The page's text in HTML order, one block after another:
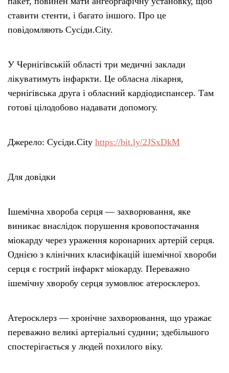
ставити стенти, і багато іншого. Про це
повідомляють Сусіди.City.
У Чернігівській області три медичні заклади
лікуватимуть інфаркти. Це обласна лікарня,
чернігівська друга і обласний кардіодиспансер. Там
готові цілодобово надавати допомогу.
Джерело: Сусіди.City https://bit.ly/2JSxDkM
Для довідки
Ішемічна хвороба серця — захворювання, яке
виникає внаслідок порушення кровопостачання
міокарду через ураження коронарних артерій серця.
Однією з клінічних класифікацій ішемічної хвороби
серця є гострий інфаркт міокарду. Переважно
ішемічну хворобу серця зумовлює атеросклероз.
Атеросклерз — хронічне захворювання, що уражає
переважно великі артеріальні судини; здебільшого
спостерігається у людей похилого віку.